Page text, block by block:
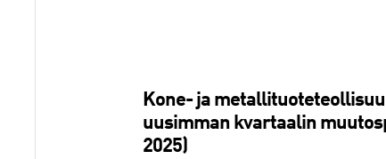
Kone- ja
uusimman kvartaalin
2025)